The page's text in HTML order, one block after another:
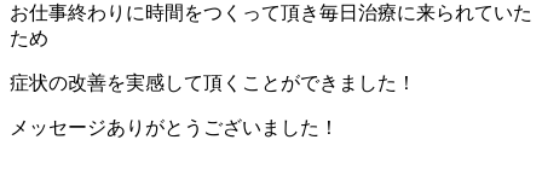
お仕事終わりに時間をつくって頂き毎日治療に来られていた
ため
症状の改善を実感して頂くことができました！
メッセージありがとうございました！